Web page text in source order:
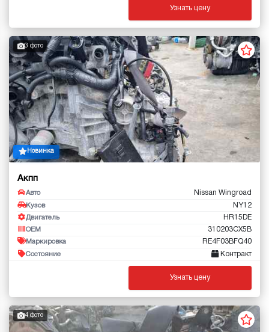
Узнать цену
3 фото
Новинка
Акпп
Авто Nissan Wingroad
Кузов NY12
Двигатель HR15DE
OEM 310203CX5B
Маркировка RE4F03BFQ40
Состояние Контракт
Узнать цену
4 фото